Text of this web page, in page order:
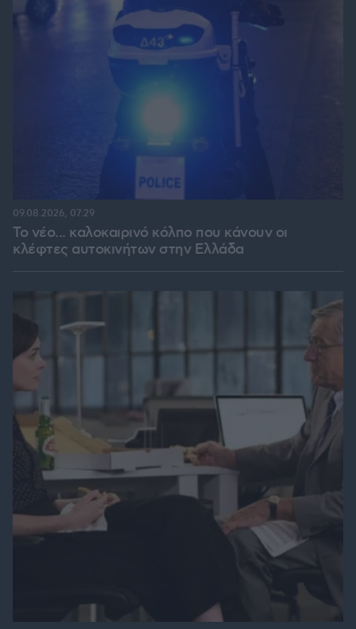
Το νέο... καλοκαιρινό κόλπο που κάνουν οι
κλέφτες αυτοκινήτων στην Ελλάδα
09.08.2026, 07:29